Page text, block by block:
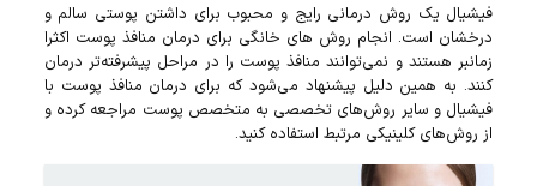
فیشیال یک روش درمانی رایج و محبوب برای داشتن پوستی سالم و
درخشان است. انجام روش‌ های خانگی برای درمان منافذ پوست اکثرا
زمانبر هستند و نمی‌توانند منافذ پوست را در مراحل پیشرفته‌تر درمان
کنند. به همین دلیل پیشنهاد می‌شود که برای درمان منافذ پوست با
فیشیال و سایر روش‌های تخصصی به متخصص پوست مراجعه کرده و
از روش‌های کلینیکی مرتبط استفاده کنید.